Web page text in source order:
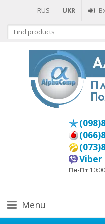
RUS UKR
Viber
Пн-Пт
Menu